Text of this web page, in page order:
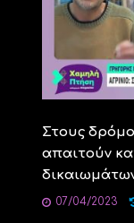
Στους
απαιτούν
07/04/2023